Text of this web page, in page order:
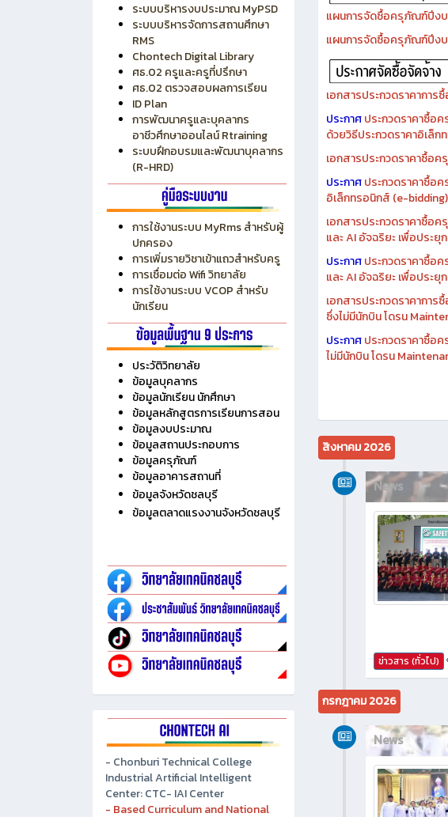
ระบบติดตามผู้สำเร็จการศึกษา
ระบบรายงานการจัดการเรียนการ
สอนออนไลน์
ระบบบริหารงบประมาณ MyPSD
ระบบบริหารจัดการสถานศึกษา
RMS
Chontech Digital Library
ศธ.02 ครูและครูที่ปรึกษา
ศธ.02 ตรวจสอบผลการเรียน
ID Plan
การพัฒนาครูและบุคลากร
อาชีวศึกษาออนไลน์ Rtraining
ระบบฝึกอบรมและพัฒนาบุคลากร
(R-HRD)
การใช้งานระบบ MyRms สำหรับผู้
ปกครอง
การเพิ่มรายวิชาเข้าแถวสำหรับครู
การเชื่อมต่อ Wifi วิทยาลัย
การใช้งานระบบ VCOP สำหรับ
นักเรียน
ประวัติวิทยาลัย
ข้อมูลบุคลากร
ข้อมูลนักเรียน นักศึกษา
ข้อมูลหลักสูตรการเรียนการสอน
ข้อมูลงบประมาณ
ข้อมูลสถานประกอบการ
ข้อมูลตลาดแรงงานจังหวัดชลบุรี
ประกาศมาตรการล
ตะวันออกกลาง
แผนการจัดซื้อครุภัณฑ์ปีง
แผนการจัดซื้อครุภัณฑ์ปีง
เอกสารประกวดราคากา
ประกาศประกวดราคาซื้อ
ด้วยวิธีประกวดราคาอิเล็ก
เอกสารประกวดราคาซื้อ
ประกาศประกวดราคาซื้อ
อิเล็กทรอนิกส์ (e-bidding)
เอกสารประกวดราคาซื้อ
และ AI อัจฉริยะ เพื่อประ
ประกาศประกวดราคาซื้อ
และ AI อัจฉริยะ เพื่อประ
เอกสารประกวดราคากา
ไม่มีนักบิน โดรน
สิงหาคม 2026
News
ข่าวสาร (ทั่วไป)
กรกฎาคม 2026
News